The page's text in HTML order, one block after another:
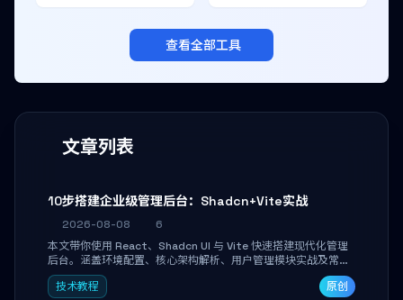
文章列表
10步搭建企业级管理后台：Shadcn+Vite实战
2026-08-08
6
本文带你使用 React、Shadcn UI 与 Vite 快速搭建现代化管理
后台。涵盖环境配置、核心架构解析、用户管理模块实战及常见
踩坑指南。学完即可独立完成仪表盘搭建、组件拼装与主题定
制，满足企业级开发需求。
技术教程 原创
查看全部工具